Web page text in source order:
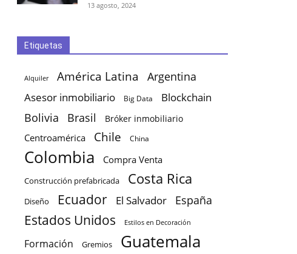
13 agosto, 2024
Etiquetas
Alquiler América Latina Argentina
Asesor inmobiliario Big Data Blockchain
Bolivia Brasil Bróker inmobiliario
Centroamérica Chile China
Colombia Compra Venta
Construcción prefabricada Costa Rica
Diseño Ecuador El Salvador España
Estados Unidos Estilos en Decoración
Formación Gremios Guatemala